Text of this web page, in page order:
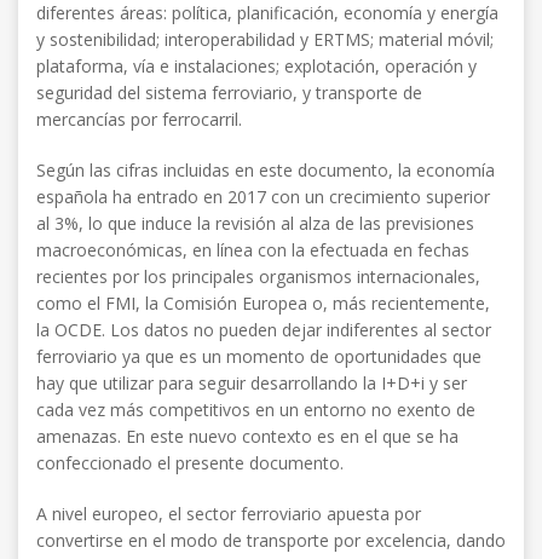
diferentes áreas: política, planificación, economía y energía
y sostenibilidad; interoperabilidad y ERTMS; material móvil;
plataforma, vía e instalaciones; explotación, operación y
seguridad del sistema ferroviario, y transporte de
mercancías por ferrocarril.
Según las cifras incluidas en este documento, la economía
española ha entrado en 2017 con un crecimiento superior
al 3%, lo que induce la revisión al alza de las previsiones
macroeconómicas, en línea con la efectuada en fechas
recientes por los principales organismos internacionales,
como el FMI, la Comisión Europea o, más recientemente,
la OCDE. Los datos no pueden dejar indiferentes al sector
ferroviario ya que es un momento de oportunidades que
hay que utilizar para seguir desarrollando la I+D+i y ser
cada vez más competitivos en un entorno no exento de
amenazas. En este nuevo contexto es en el que se ha
confeccionado el presente documento.
A nivel europeo, el sector ferroviario apuesta por
convertirse en el modo de transporte por excelencia, dando